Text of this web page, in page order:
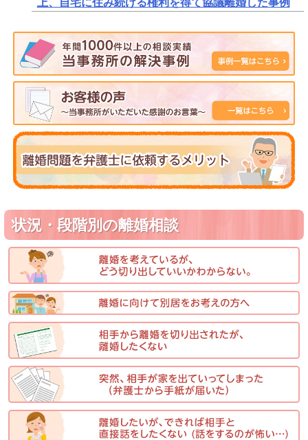
上、自宅に住み続ける権利を得て協議離婚した事例
状況・段階別の離婚相談